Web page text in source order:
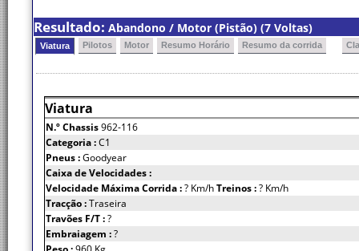
Resultado: Abandono / Motor (Pistão) (7 Voltas)
Viatura Pilotos Motor Resumo Horário Resumo da corrida
Viatura
N.º Chassis962-116
Categoria :C1
Pneus :Goodyear
Caixa de Velocidades :
Velocidade Máxima Corrida :? Km/hTreinos :? Km/h
Tracção :Traseira
Travões F/T :?
Embraiagem :?